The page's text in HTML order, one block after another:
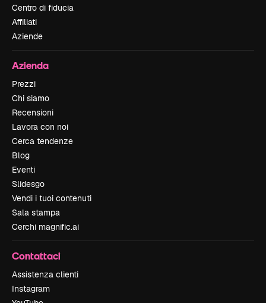
Centro di fiducia
Affiliati
Aziende
Azienda
Prezzi
Chi siamo
Recensioni
Lavora con noi
Cerca tendenze
Blog
Eventi
Slidesgo
Vendi i tuoi contenuti
Sala stampa
Cerchi magnific.ai
Contattaci
Assistenza clienti
Instagram